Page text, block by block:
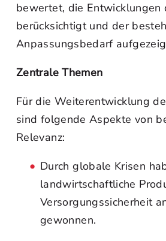
bewertet, die Entwicklungen
berücksichtigt und der
Anpassungsbedarf
Zentrale Themen
Für die Weiterentwicklung
sind folgende Aspekte von
Relevanz:
Durch globale Krisen
landwirtschaftliche
Versorgungssicherheit
gewonnen.